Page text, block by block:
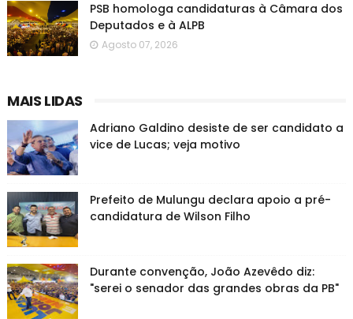
PSB homologa candidaturas à Câmara dos
Deputados e à ALPB
Agosto 07, 2026
MAIS LIDAS
Adriano Galdino desiste de ser candidato a
vice de Lucas; veja motivo
Prefeito de Mulungu declara apoio a pré-
candidatura de Wilson Filho
Durante convenção, João Azevêdo diz:
"serei o senador das grandes obras da PB"